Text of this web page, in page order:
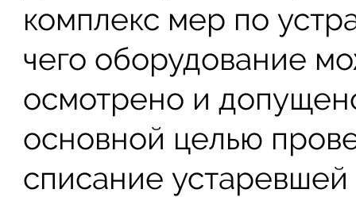
комплекс мер по
чего оборудование
осмотрено и
основной целью
списание устаревшей